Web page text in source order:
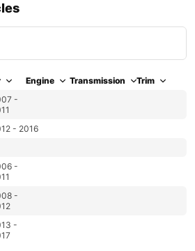
Engine Transmission Trim
-
- 2016
-
-
-